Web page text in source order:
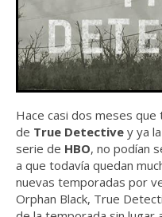
Hace casi dos meses
de True Detective y ya
serie de HBO, no podían
a que todavía quedan
nuevas temporadas por
Orphan Black, True